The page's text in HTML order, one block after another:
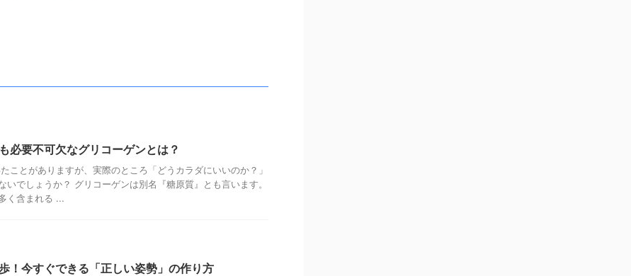
必要不可欠なグリコーゲンとは？
ことがありますが、実際のところ「どうカラダにいいのか？」
いでしょうか？ グリコーゲンは別名『糖原質』とも言います。
く含まれる ...
！今すぐできる「正しい姿勢」の作り方